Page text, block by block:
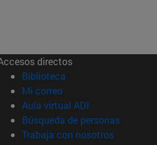
directos
Biblioteca (abre en nueva
Mi correo(abre en nueva
Aula virtual ADI (abre en
Búsqueda de personas(abre en
Trabaja con nosotros(abre en